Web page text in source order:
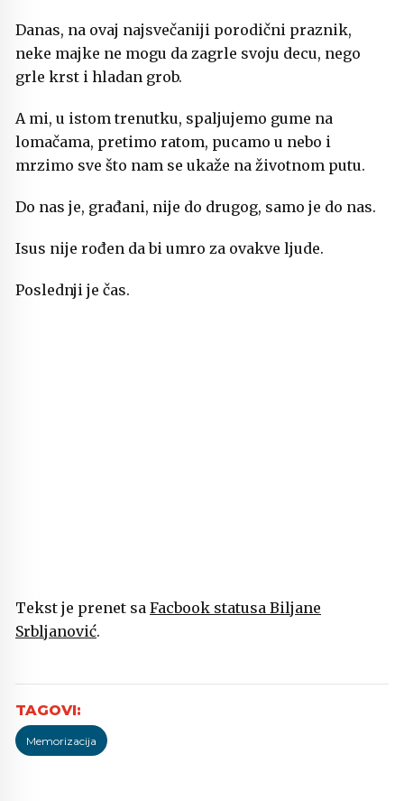
Danas, na ovaj najsvečaniji porodični praznik,
neke majke ne mogu da zagrle svoju decu, nego
grle krst i hladan grob.
A mi, u istom trenutku, spaljujemo gume na
lomačama, pretimo ratom, pucamo u nebo i
mrzimo sve što nam se ukaže na životnom putu.
Do nas je, građani, nije do drugog, samo je do nas.
Isus nije rođen da bi umro za ovakve ljude.
Poslednji je čas.
Tekst je prenet sa Facbook statusa Biljane
Srbljanović.
Memorizacija